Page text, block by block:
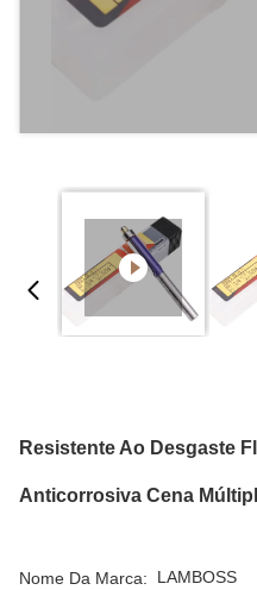
Resistente Ao Desgaste
Anticorrosiva Cena
Nome Da Marca: LAMBOSS